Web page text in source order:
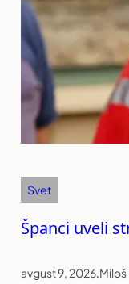
Svet
Španci uveli
avgust 9, 2026.